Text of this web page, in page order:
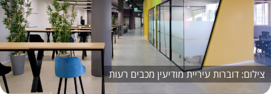
דוברות עיריית מודיעין מכבים רעות